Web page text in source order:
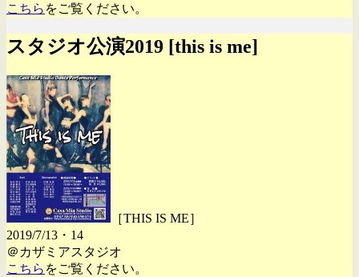
こちら をご覧ください。
スタジオ公演2019 [this is me]
［THIS IS ME］
2019/7/13・14
＠カザミアスタジオ
こちら をご覧ください。